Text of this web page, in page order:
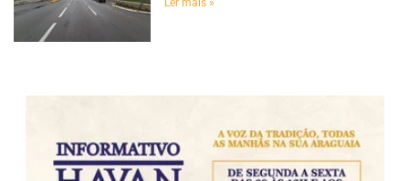
Ler mais »